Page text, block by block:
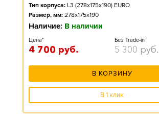
Тип корпуса: L3 (278x175x190) EURO
Размер, мм: 278x175x190
Наличие: В наличии
Цена*
4 700 руб.
Без Trade-in
5 300 руб.
В КОРЗИНУ
В 1 клик